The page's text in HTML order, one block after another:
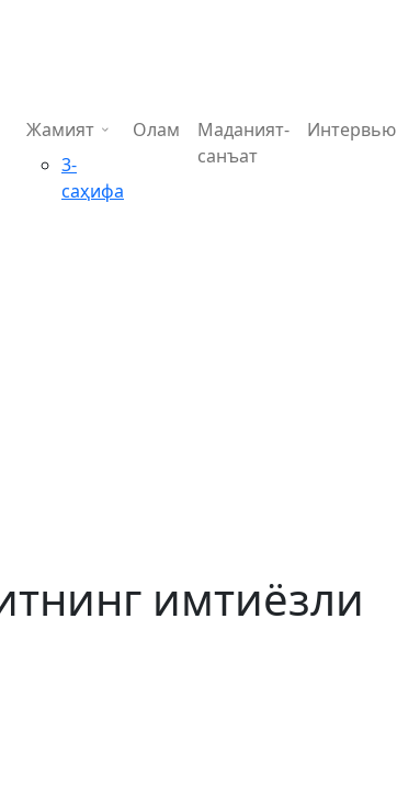
Жамият
3-
саҳифа
Олам
Маданият-
санъат
Интервью
имтиёзли